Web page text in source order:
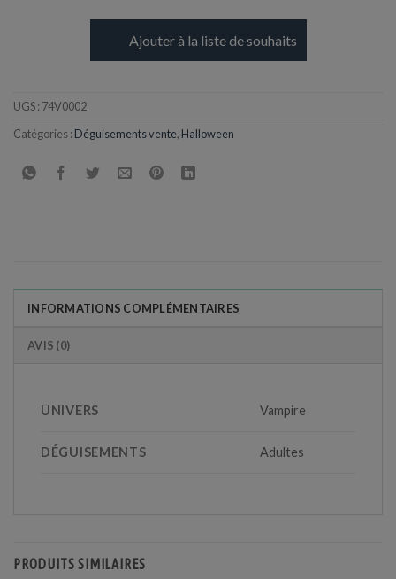
Ajouter à la liste de souhaits
UGS : 74V0002
Catégories : Déguisements vente, Halloween
INFORMATIONS COMPLÉMENTAIRES
AVIS (0)
UNIVERS Vampire
DÉGUISEMENTS Adultes
PRODUITS SIMILAIRES